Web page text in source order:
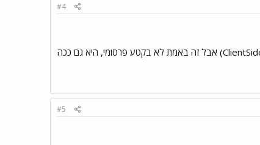
#4
לגבי סעיף 2, לדוגמא יש אפליקציה שנקראת ShlomoSixt. אני אמנם עשיתי את האפליקציה (לפחות את ה-ClientSide) אבל זה באמת לא בקטע פרסומי, היא גם ככה
#5